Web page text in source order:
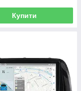
Купити